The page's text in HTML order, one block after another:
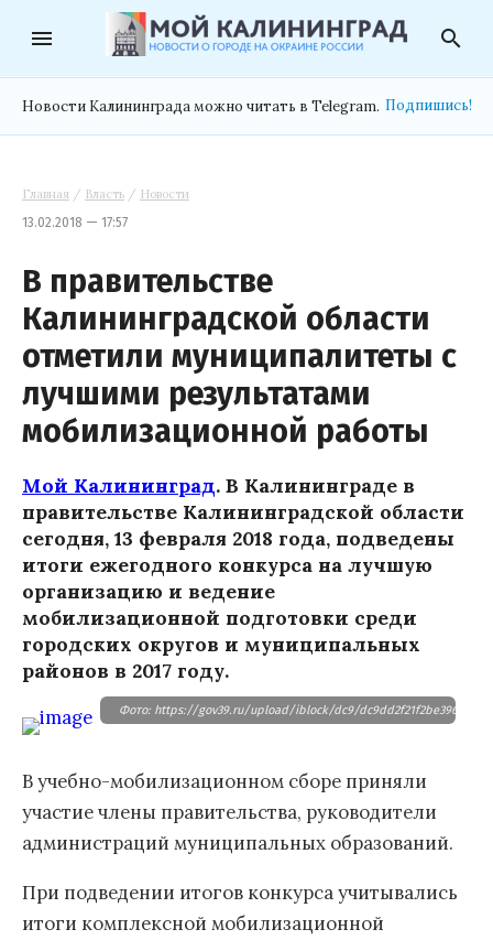
menu search
Новости Калининграда можно читать в Telegram. Подпишись!
Главная / Власть / Новости
13.02.2018 — 17:57
В правительстве
Калининградской области
отметили муниципалитеты с
лучшими результатами
мобилизационной работы
Мой Калининград. В Калининграде в
правительстве Калининградской области
сегодня, 13 февраля 2018 года, подведены
итоги ежегодного конкурса на лучшую
организацию и ведение
мобилизационной подготовки среди
городских округов и муниципальных
районов в 2017 году.
Фото: https://gov39.ru/upload/iblock/dc9/
В учебно-мобилизационном сборе приняли
участие члены правительства, руководители
администраций муниципальных образований.
При подведении итогов конкурса учитывались
итоги комплексной мобилизационной